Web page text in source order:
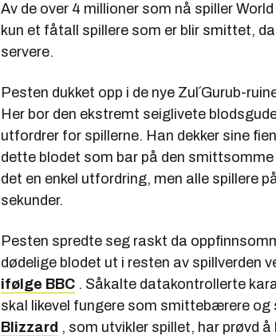
Av de over 4 millioner som nå spiller
kun et fåtall spillere som er blir smittet,
servere.
Pesten dukket opp i de nye Zul´Gurub-
Her bor den ekstremt seiglivete
utfordrer for spillerne. Han dekker sine
dette blodet som bar på den
det en enkel utfordring, men alle spillere
sekunder.
Pesten spredte seg raskt da
dødelige blodet ut i resten av spillverden
ifølge BBC . Såkalte datakontrollerte
skal likevel fungere som smittebærere
Blizzard , som utvikler spillet, har prøvd